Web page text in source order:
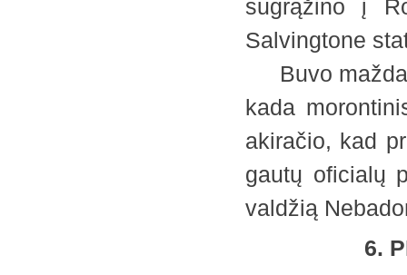
sugrąžino į
Salvingtone
Buvo
kada
akiračio, kad
gautų oficialų
valdžią
6.